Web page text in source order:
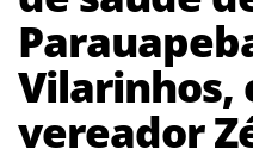
Vilarinhos,
vereador